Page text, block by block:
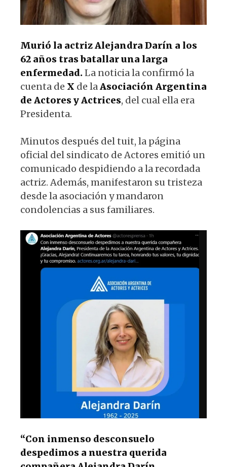
Murió la actriz Alejandra Darín a los
62 años tras batallar una larga
enfermedad.La noticia la confirmó la
cuenta de X de la Asociación Argentina
de Actores y Actrices, del cual ella era
Presidenta.
Minutos después del tuit, la página
oficial del sindicato de Actores emitió un
comunicado despidiendo a la recordada
actriz. Además, manifestaron su tristeza
desde la asociación y mandaron
condolencias a sus familiares.
“Con inmenso desconsuelo
despedimos a nuestra querida